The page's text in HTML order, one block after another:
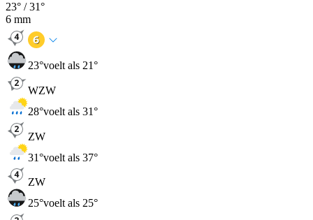
23° /31°
6 mm
23°voelt als 21°
WZW
28°voelt als 31°
ZW
31°voelt als 37°
ZW
25°voelt als 25°